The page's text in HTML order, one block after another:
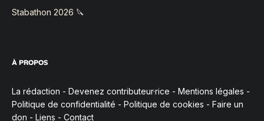
Stabathon 2026 🔪
À PROPOS
La rédaction - Devenez contributeur·rice - Mentions légales -
Politique de confidentialité - Politique de cookies - Faire un
don - Liens - Contact